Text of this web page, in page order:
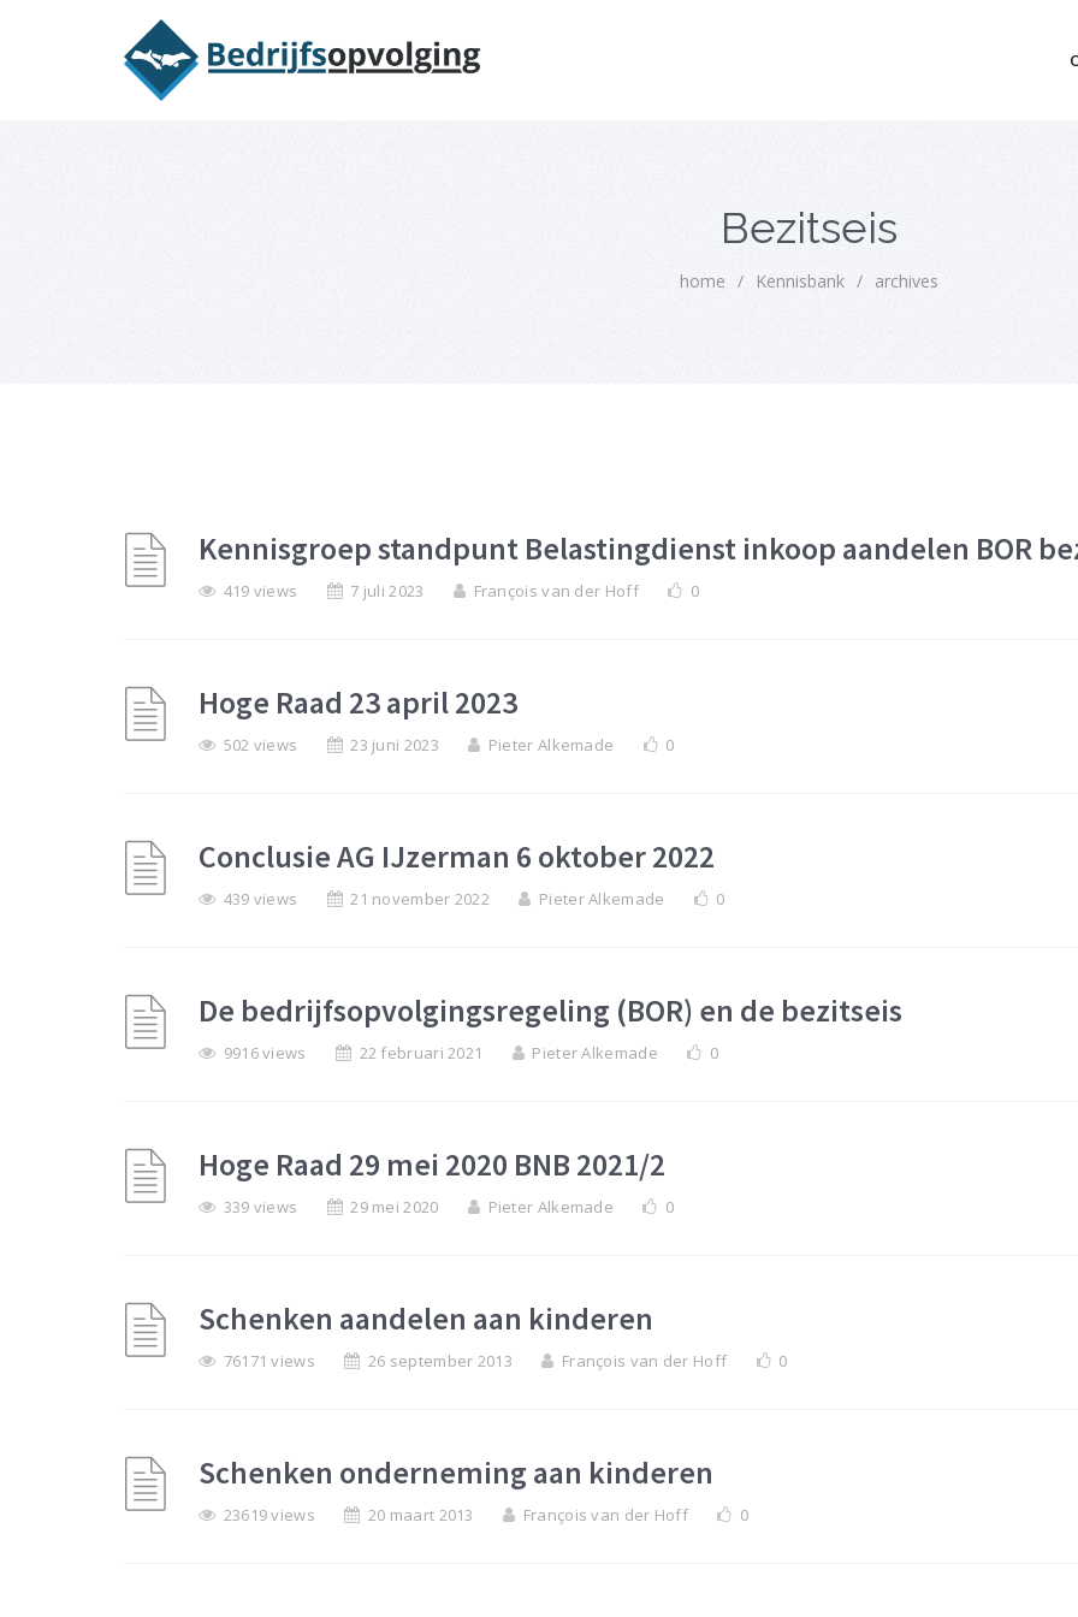
Bezitseis
home / Kennisbank / archives
Kennisgroep standpunt Belastingdienst inkoop aandelen BOR
419 views 7 juli 2023 François van der Hoff 0
Hoge Raad 23 april 2023
502 views 23 juni 2023 Pieter Alkemade 0
Conclusie AG IJzerman 6 oktober 2022
439 views 21 november 2022 Pieter Alkemade 0
De bedrijfsopvolgingsregeling (BOR) en de bezitseis
9916 views 22 februari 2021 Pieter Alkemade 0
Hoge Raad 29 mei 2020 BNB 2021/2
339 views 29 mei 2020 Pieter Alkemade 0
Schenken aandelen aan kinderen
76171 views 26 september 2013 François van der Hoff 0
Schenken onderneming aan kinderen
23619 views 20 maart 2013 François van der Hoff 0
Oriëntatiememo bedrijfsopvolging voor fiscaal juridisch advies